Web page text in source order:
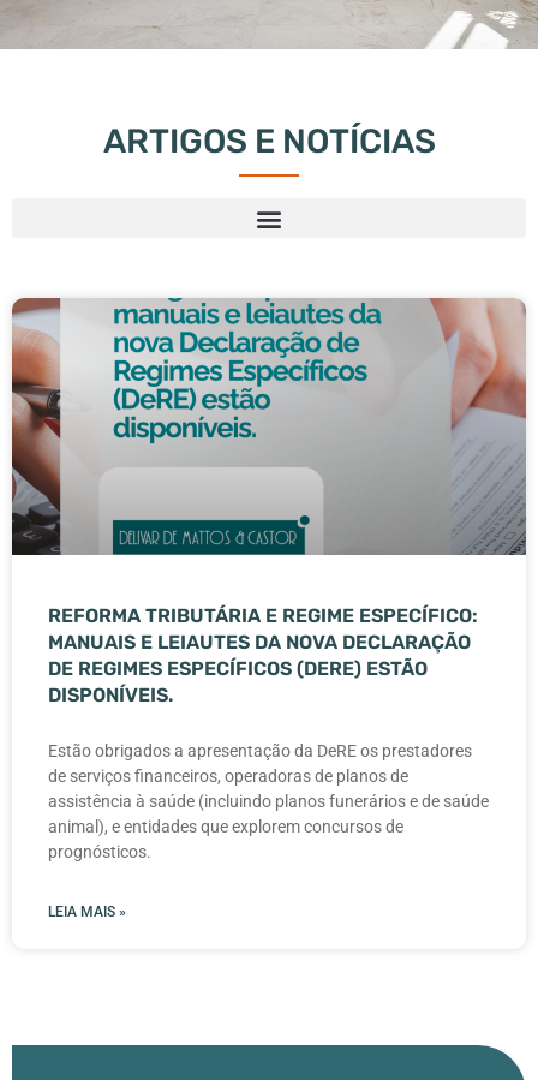
ARTIGOS E NOTÍCIAS
REFORMA TRIBUTÁRIA E REGIME ESPECÍFICO:
MANUAIS E LEIAUTES DA NOVA DECLARAÇÃO
DE REGIMES ESPECÍFICOS (DERE) ESTÃO
DISPONÍVEIS.
Estão obrigados a apresentação da DeRE os prestadores
de serviços financeiros, operadoras de planos de
assistência à saúde (incluindo planos funerários e de saúde
animal), e entidades que explorem concursos de
prognósticos.
LEIA MAIS »